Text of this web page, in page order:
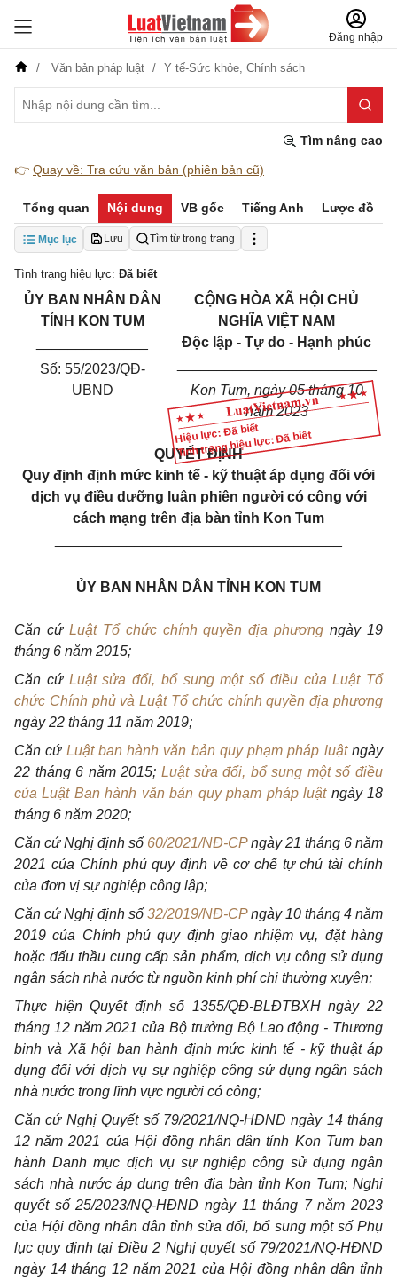
Đăng nhập
Văn bản pháp luật Y tế-Sức khỏe, Chính sách
Tìm nâng cao
👉 Quay về: Tra cứu văn bản (phiên bản cũ)
Tổng quan Nội dung VB gốc Tiếng Anh Lược đồ
Mục lục Lưu Tìm từ trong trang
Tình trạng hiệu lực: Đã biết
Hiệu lực: Đã biết
Tình trạng hiệu lực: Đã biết
ỦY BAN NHÂN DÂN
TỈNH KON TUM
Số: 55/2023/QĐ-
UBND
CỘNG HÒA XÃ HỘI CHỦ
NGHĨA VIỆT NAM
Độc lập - Tự do - Hạnh phúc
Kon Tum, ngày 05 tháng 10
năm 2023
QUYẾT ĐỊNH
Quy định định mức kinh tế - kỹ thuật áp dụng đối với
dịch vụ điều dưỡng luân phiên người có công với
cách mạng trên địa bàn tỉnh Kon Tum
ỦY BAN NHÂN DÂN TỈNH KON TUM
Căn cứ Luật Tổ chức chính quyền địa phươngngày 19
tháng 6 năm 2015;
Căn cứ Luật sửa đổi, bổ sung một số điều của Luật Tổ
chức Chính phủ và Luật Tổ chức chính quyền địa phương
ngày 22 tháng 11 năm 2019;
Căn cứ Luật ban hành văn bản quy phạm pháp luậtngày
22 tháng 6 năm 2015; Luật sửa đổi, bổ sung một số điều
của Luật Ban hành văn bản quy phạm pháp luật ngày 18
tháng 6 năm 2020;
Căn cứ Nghị định số 60/2021/NĐ-CPngày 21 tháng 6 năm
2021 của Chính phủ quy định về cơ chế tự chủ tài chính
của đơn vị sự nghiệp công lập;
Căn cứ Nghị định số 32/2019/NĐ-CPngày 10 tháng 4 năm
2019 của Chính phủ quy định giao nhiệm vụ, đặt hàng
hoặc đấu thầu cung cấp sản phẩm, dịch vụ công sử dụng
ngân sách nhà nước từ nguồn kinh phí chi thường xuyên;
Thực hiện Quyết định số 1355/QĐ-BLĐTBXH ngày 22
tháng 12 năm 2021 của Bộ trưởng Bộ Lao động - Thương
binh và Xã hội ban hành định mức kinh tế - kỹ thuật áp
dụng đối với dịch vụ sự nghiệp công sử dụng ngân sách
nhà nước trong lĩnh vực người có công;
Căn cứ Nghị Quyết số 79/2021/NQ-HĐND ngày 14 tháng
12 năm 2021 của Hội đồng nhân dân tỉnh Kon Tum ban
hành Danh mục dịch vụ sự nghiệp công sử dụng ngân
sách nhà nước áp dụng trên địa bàn tỉnh Kon Tum; Nghị
quyết số 25/2023/NQ-HĐND ngày 11 tháng 7 năm 2023
của Hội đồng nhân dân tỉnh sửa đổi, bổ sung một số Phụ
lục quy định tại Điều 2 Nghị quyết số 79/2021/NQ-HĐND
ngày 14 tháng 12 năm 2021 của Hội đồng nhân dân tỉnh